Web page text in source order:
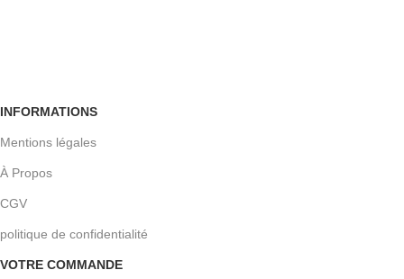
INFORMATIONS
Mentions légales
À Propos
CGV
politique de confidentialité
VOTRE COMMANDE